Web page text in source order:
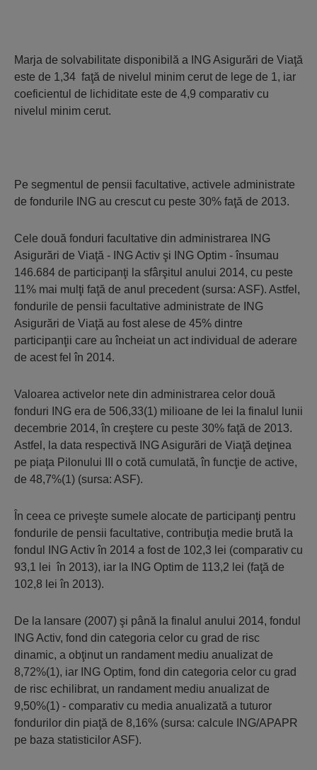
Marja de solvabilitate disponibilă a ING Asigurări de Viaţă
este de 1,34 faţă de nivelul minim cerut de lege de 1, iar
coeficientul de lichiditate este de 4,9 comparativ cu
nivelul minim cerut.
Pe segmentul de pensii facultative, activele administrate
de fondurile ING au crescut cu peste 30% faţă de 2013.
Cele două fonduri facultative din administrarea ING
Asigurări de Viaţă - ING Activ şi ING Optim - însumau
146.684 de participanţi la sfârşitul anului 2014, cu peste
11% mai mulţi faţă de anul precedent (sursa: ASF). Astfel,
fondurile de pensii facultative administrate de ING
Asigurări de Viaţă au fost alese de 45% dintre
participanţii care au încheiat un act individual de aderare
de acest fel în 2014.
Valoarea activelor nete din administrarea celor două
fonduri ING era de 506,33(1) milioane de lei la finalul lunii
decembrie 2014, în creştere cu peste 30% faţă de 2013.
Astfel, la data respectivă ING Asigurări de Viaţă deţinea
pe piaţa Pilonului III o cotă cumulată, în funcţie de active,
de 48,7%(1) (sursa: ASF).
În ceea ce priveşte sumele alocate de participanţi pentru
fondurile de pensii facultative, contribuţia medie brută la
fondul ING Activ în 2014 a fost de 102,3 lei (comparativ cu
93,1 lei în 2013), iar la ING Optim de 113,2 lei (faţă de
102,8 lei în 2013).
De la lansare (2007) şi până la finalul anului 2014, fondul
ING Activ, fond din categoria celor cu grad de risc
dinamic, a obţinut un randament mediu anualizat de
8,72%(1), iar ING Optim, fond din categoria celor cu grad
de risc echilibrat, un randament mediu anualizat de
9,50%(1) - comparativ cu media anualizată a tuturor
fondurilor din piaţă de 8,16% (sursa: calcule ING/APAPR
pe baza statisticilor ASF).